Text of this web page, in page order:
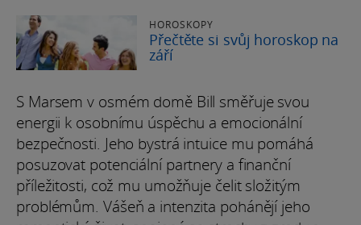
HOROSKOPY
Přečtěte si svůj horoskop na
září
S Marsem v osmém domě Bill směřuje svou
energii k osobnímu úspěchu a emocionální
bezpečnosti. Jeho bystrá intuice mu pomáhá
posuzovat potenciální partnery a finanční
příležitosti, což mu umožňuje čelit složitým
problémům. Vášeň a intenzita pohánějí jeho